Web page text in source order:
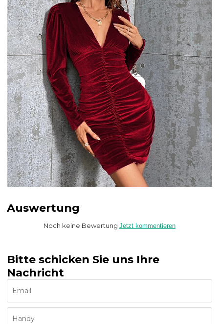
Auswertung
Noch keine Bewertung Jetzt kommentieren
Bitte schicken Sie uns Ihre
Nachricht